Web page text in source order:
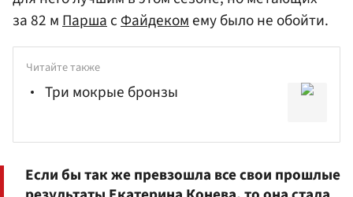
за 82 мПаршасФайдекомему было не обойти.
Читайте также
Три мокрые бронзы
Если бы так же превзошла все свои прошлые